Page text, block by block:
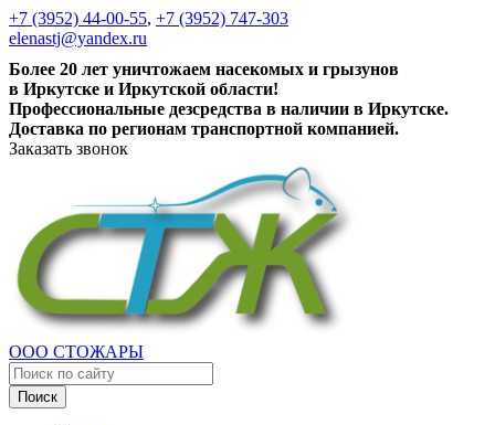
+7 (3952) 44-00-55, +7 (3952) 747-303
elenastj@yandex.ru
Более 20 лет уничтожаем насекомых и грызунов
в Иркутске и Иркутской области!
Профессиональные дезсредства в наличии в Иркутске.
Доставка по регионам транспортной компанией.
Заказать звонок
ООО СТОЖАРЫ
Поиск